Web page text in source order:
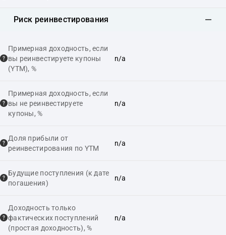
Риск реинвестирования
Примерная доходность, если
вы реинвестируете купоны
(YTM), %
n/a
Примерная доходность, если
вы не реинвестируете
купоны, %
n/a
Доля прибыли от
реинвестирования по YTM
n/a
Будущие поступления (к дате
погашения)
n/a
Доходность только
фактических поступлений
(простая доходность), %
n/a